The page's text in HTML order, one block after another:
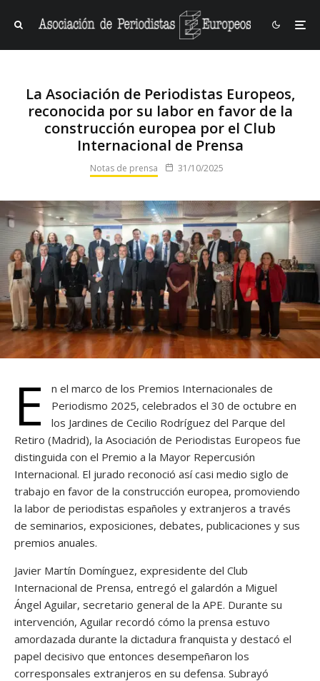
La Asociación de Periodistas Europeos,
reconocida por su labor en favor de la
construcción europea por el Club
Internacional de Prensa
Notas de prensa 31/10/2025
E
n el marco de los Premios Internacionales de
Periodismo 2025, celebrados el 30 de octubre en
los Jardines de Cecilio Rodríguez del Parque del
Retiro (Madrid), la Asociación de Periodistas Europeos fue
distinguida con el Premio a la Mayor Repercusión
Internacional. El jurado reconoció así casi medio siglo de
trabajo en favor de la construcción europea, promoviendo
la labor de periodistas españoles y extranjeros a través
de seminarios, exposiciones, debates, publicaciones y sus
premios anuales.
Javier Martín Domínguez, expresidente del Club
Internacional de Prensa, entregó el galardón a Miguel
Ángel Aguilar, secretario general de la APE. Durante su
intervención, Aguilar recordó cómo la prensa estuvo
amordazada durante la dictadura franquista y destacó el
papel decisivo que entonces desempeñaron los
corresponsales extranjeros en su defensa. Subrayó